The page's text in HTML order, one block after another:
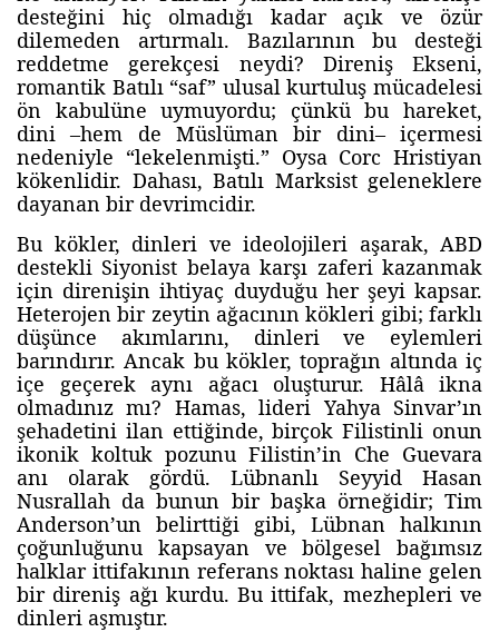
desteğini hiç olmadığı kadar açık ve özür
dilemeden artırmalı. Bazılarının bu desteği
reddetme gerekçesi neydi? Direniş Ekseni,
romantik Batılı “saf” ulusal kurtuluş mücadelesi
ön kabulüne uymuyordu; çünkü bu hareket,
dini –hem de Müslüman bir dini– içermesi
nedeniyle “lekelenmişti.” Oysa Corc Hristiyan
kökenlidir. Dahası, Batılı Marksist geleneklere
dayanan bir devrimcidir.
Bu kökler, dinleri ve ideolojileri aşarak, ABD
destekli Siyonist belaya karşı zaferi kazanmak
için direnişin ihtiyaç duyduğu her şeyi kapsar.
Heterojen bir zeytin ağacının kökleri gibi; farklı
düşünce akımlarını, dinleri ve eylemleri
barındırır. Ancak bu kökler, toprağın altında iç
içe geçerek aynı ağacı oluşturur. Hâlâ ikna
olmadınız mı? Hamas, lideri Yahya Sinvar’ın
şehadetini ilan ettiğinde, birçok Filistinli onun
ikonik koltuk pozunu Filistin’in Che Guevara
anı olarak gördü. Lübnanlı Seyyid Hasan
Nusrallah da bunun bir başka örneğidir; Tim
Anderson’un belirttiği gibi, Lübnan halkının
çoğunluğunu kapsayan ve bölgesel bağımsız
halklar ittifakının referans noktası haline gelen
bir direniş ağı kurdu. Bu ittifak, mezhepleri ve
dinleri aşmıştır.